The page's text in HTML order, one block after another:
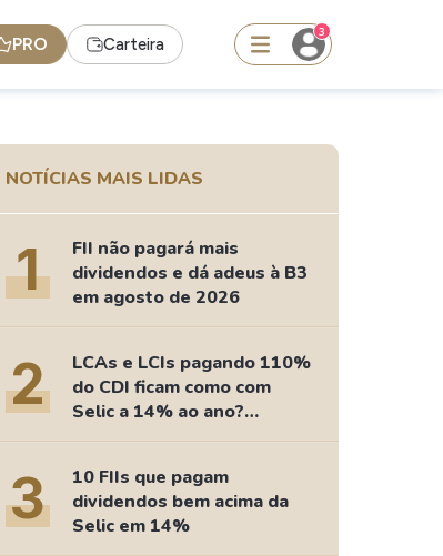
PRO Carteira
3
Ferramenta
Dividendos
Ideias
Agenda de Dividendos
Carteiras Recomendadas
Comparador de Ativos
As Ações Mais Buscadas
NOTÍCIAS MAIS LIDAS
1
FII não pagará mais
dividendos e dá adeus à B3
em agosto de 2026
2
LCAs e LCIs pagando 110%
do CDI ficam como com
Selic a 14% ao ano?
Fizemos as contas
3
10 FIIs que pagam
dividendos bem acima da
Selic em 14%